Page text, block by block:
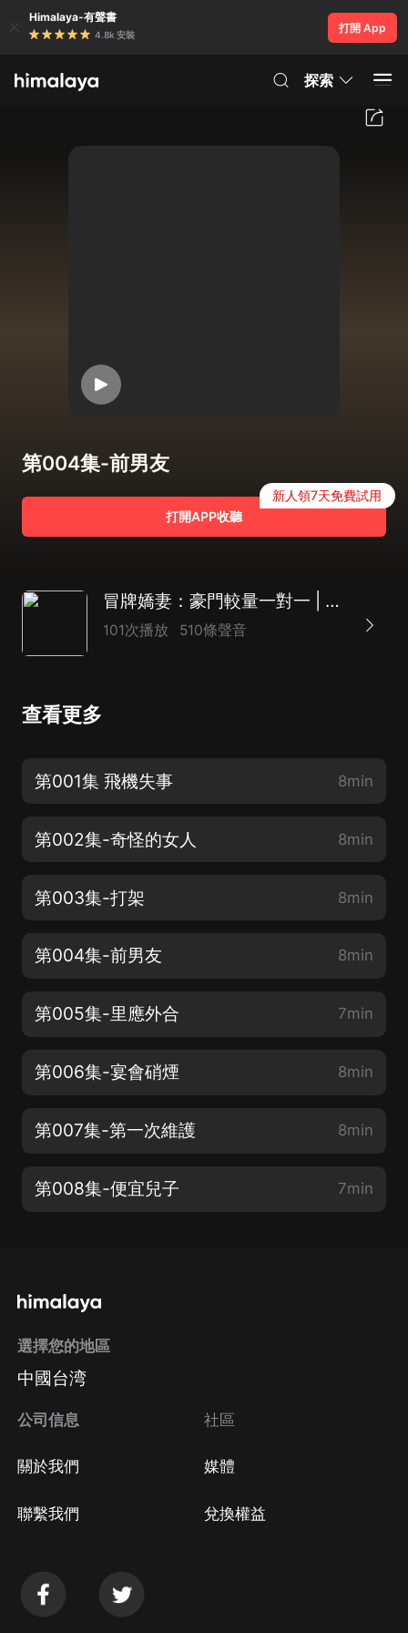
Himalaya-有聲書
4.8k 安裝
打開 App
探索
第004集-前男友
打開APP收聽
新人領7天免費試用
冒牌嬌妻：豪門較量一對一 | 雙強 | 甜寵 | 萌寶 | AI多播
101次播放 510條聲音
查看更多
第001集 飛機失事 8min
第002集-奇怪的女人 8min
第003集-打架 8min
第004集-前男友 8min
第005集-里應外合 7min
第006集-宴會硝煙 8min
第007集-第一次維護 8min
第008集-便宜兒子 7min
選擇您的地區
中國台湾
公司信息
關於我們
聯繫我們
社區
媒體
兌換權益